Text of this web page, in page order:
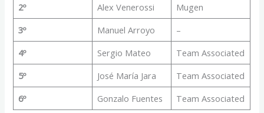
2º
Alex Venerossi
Mugen
3º
Manuel Arroyo
–
4º
Sergio Mateo
Team Associated
5º
José María Jara
Team Associated
6º
Gonzalo Fuentes Team Associated